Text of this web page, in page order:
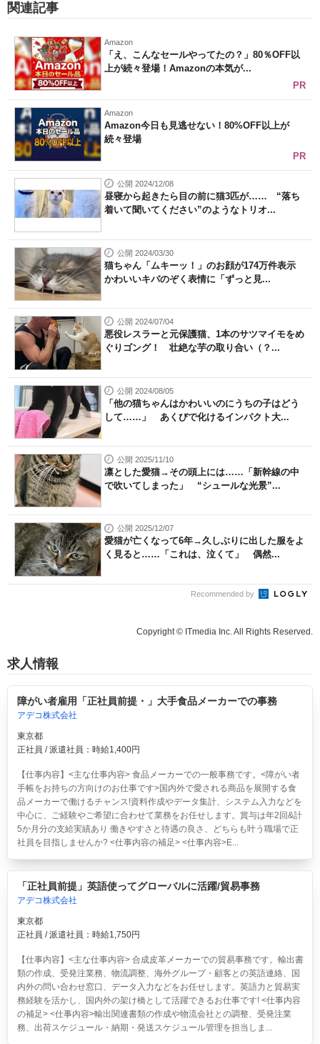
関連記事
Amazon
「え、こんなセールやってたの？」80％OFF以
上が続々登場！Amazonの本気が...
PR
Amazon
Amazon今日も見逃せない！80%OFF以上が
続々登場
PR
公開 2024/12/08
昼寝から起きたら目の前に猫3匹が…… “落ち
着いて聞いてください”のようなトリオ...
公開 2024/03/30
猫ちゃん「ムキーッ！」のお顔が174万件表示
かわいいキバのぞく表情に「ずっと見...
公開 2024/07/04
悪役レスラーと元保護猫、1本のサツマイモをめ
ぐりゴング！ 壮絶な芋の取り合い（？...
公開 2024/08/05
「他の猫ちゃんはかわいいのにうちの子はどう
して……」 あくびで化けるインパクト大...
公開 2025/11/10
凛とした愛猫→その頭上には……「新幹線の中
で吹いてしまった」 “シュールな光景”...
公開 2025/12/07
愛猫が亡くなって6年→久しぶりに出した服をよ
く見ると……「これは、泣くて」 偶然...
Recommended by
Copyright © ITmedia Inc. All Rights Reserved.
求人情報
障がい者雇用「正社員前提・」大手食品メーカーでの事務
アデコ株式会社
東京都
正社員 / 派遣社員：時給1,400円
【仕事内容】<主な仕事内容> 食品メーカーでの一般事務です。<障がい者
手帳をお持ちの方向けのお仕事です>国内外で愛される商品を展開する食
品メーカーで働けるチャンス!資料作成やデータ集計、システム入力などを
中心に、ご経験やご希望に合わせて業務をお任せします。賞与は年2回&計
5か月分の支給実績あり 働きやすさと待遇の良さ、どちらも叶う職場で正
社員を目指しませんか? <仕事内容の補足> <仕事内容>E...
「正社員前提」英語使ってグローバルに活躍/貿易事務
アデコ株式会社
東京都
正社員 / 派遣社員：時給1,750円
【仕事内容】<主な仕事内容> 合成皮革メーカーでの貿易事務です。輸出書
類の作成、受発注業務、物流調整、海外グループ・顧客との英語連絡、国
内外の問い合わせ窓口、データ入力などをお任せします。英語力と貿易実
務経験を活かし、国内外の架け橋として活躍できるお仕事です! <仕事内容
の補足> <仕事内容>輸出関連書類の作成や物流会社との調整、受発注業
務、出荷スケジュール・納期・発送スケジュール管理を担当しま...